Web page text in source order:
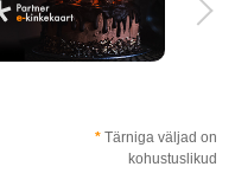
* Tärniga väljad on
kohustuslikud